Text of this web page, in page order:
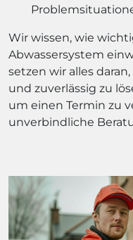
Wir wissen, wie
Abwassersystem
setzen wir alles
und zuverlässig zu
um einen Termin zu
unverbindliche